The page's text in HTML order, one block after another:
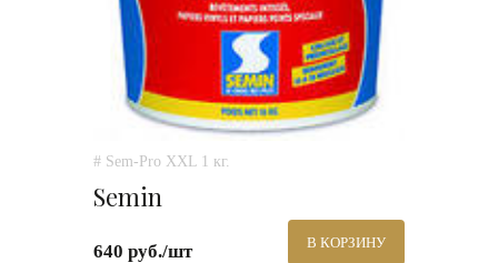
# Sem-Pro XXL 1 кг.
Semin
640 руб./шт В КОРЗИНУ